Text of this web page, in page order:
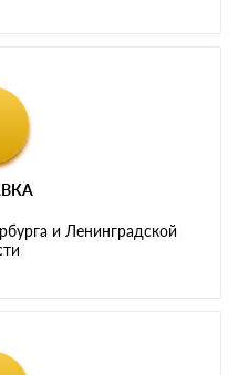
и Ленинградской